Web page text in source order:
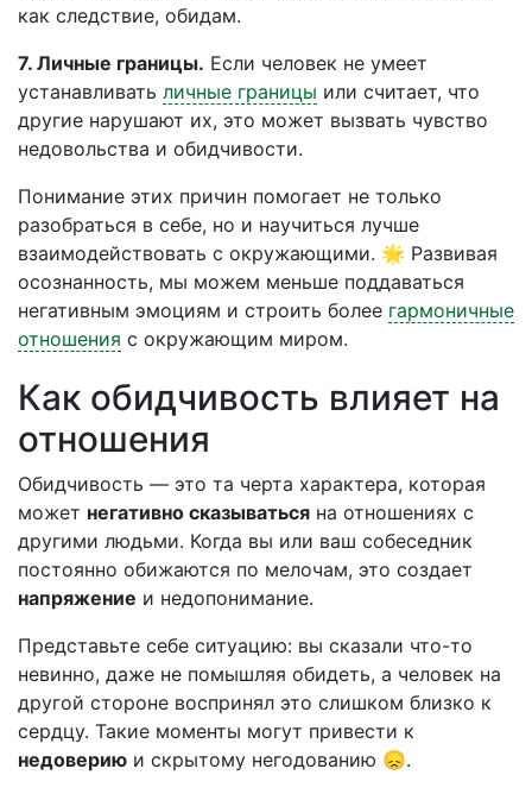
как следствие, обидам.
7. Личные границы. Если человек не умеет
устанавливать личные границы или считает, что
другие нарушают их, это может вызвать чувство
недовольства и обидчивости.
Понимание этих причин помогает не только
разобраться в себе, но и научиться лучше
взаимодействовать с окружающими. 🌟 Развивая
осознанность, мы можем меньше поддаваться
негативным эмоциям и строить более гармоничные
отношения с окружающим миром.
Как обидчивость влияет на
отношения
Обидчивость — это та черта характера, которая
может негативно сказываться на отношениях с
другими людьми. Когда вы или ваш собеседник
постоянно обижаются по мелочам, это создает
напряжение и недопонимание.
Представьте себе ситуацию: вы сказали что-то
невинно, даже не помышляя обидеть, а человек на
другой стороне воспринял это слишком близко к
сердцу. Такие моменты могут привести к
недоверию и скрытому негодованию 😞.